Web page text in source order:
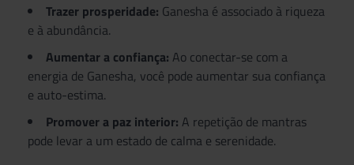
Trazer prosperidade: Ganesha é associado à riqueza
e à abundância.
Aumentar a confiança: Ao conectar-se com a
energia de Ganesha, você pode aumentar sua confiança
e auto-estima.
Promover a paz interior: A repetição de mantras
pode levar a um estado de calma e serenidade.